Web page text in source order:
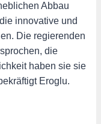
Abbau
innovative und
Die regierenden
die
haben sie sie
Eroglu.